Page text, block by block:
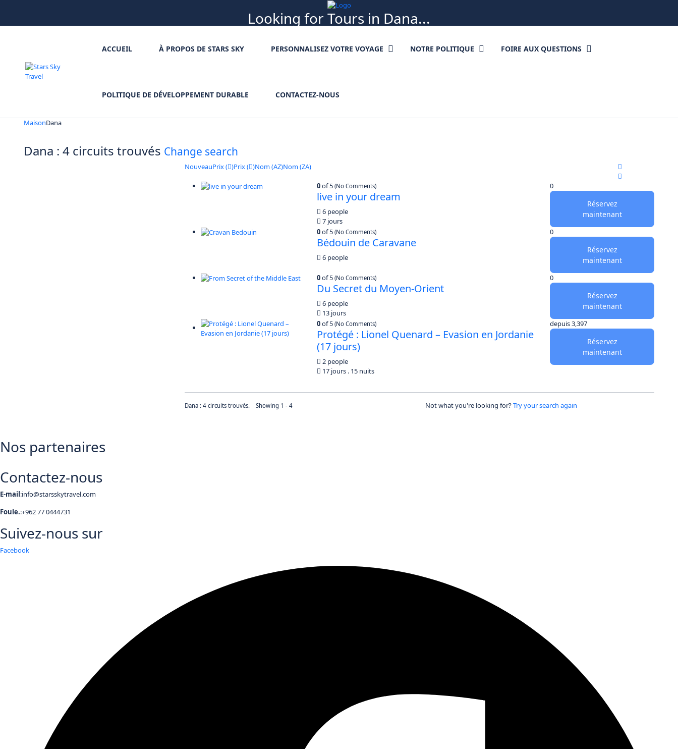
ACCUEIL À PROPOS DE STARS SKY PERSONNALISEZ VOTRE VOYAGE NOTRE POLITIQUE FOIRE AUX QUESTIONS
POLITIQUE DE DÉVELOPPEMENT DURABLE CONTACTEZ-NOUS
Looking for Tours in Dana...
MaisonDana
Dana : 4 circuits trouvés Change search
NouveauPrix ( )Prix ( )Nom (AZ)Nom (ZA)
0of 5 (No Comments)
live in your dream
6 people
7 jours
0
Réservez
maintenant
0of 5 (No Comments)
Bédouin de Caravane
6 people
0
Réservez
maintenant
0of 5 (No Comments)
Du Secret du Moyen-Orient
6 people
13 jours
0
Réservez
maintenant
0of 5 (No Comments)
Protégé : Lionel Quenard – Evasion en Jordanie
(17 jours)
2 people
17 jours . 15 nuits
depuis3,397
Réservez
maintenant
Dana : 4 circuits trouvés. Showing 1 - 4 Not what you're looking for?Try your search again
Nos partenaires
Contactez-nous
E-mail:info@starsskytravel.com
Foule.:+962 77 0444731
Suivez-nous sur
Facebook